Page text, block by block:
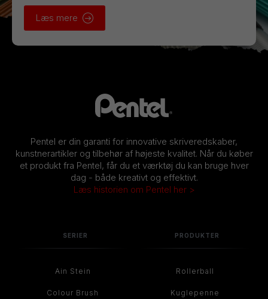
Læs mere
Pentel er din garanti for innovative skriveredskaber,
kunstnerartikler og tilbehør af højeste kvalitet. Når du køber
et produkt fra Pentel, får du et værktøj du kan bruge hver
dag - både kreativt og effektivt.
Læs historien om Pentel her >
SERIER
Ain Stein
Colour Brush
PRODUKTER
Rollerball
Kuglepenne